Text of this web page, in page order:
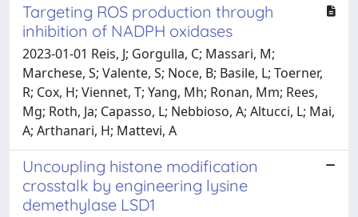
Targeting ROS production through
inhibition of NADPH oxidases
2023-01-01 Reis, J; Gorgulla, C; Massari, M;
Marchese, S; Valente, S; Noce, B; Basile, L; Toerner,
R; Cox, H; Viennet, T; Yang, Mh; Ronan, Mm; Rees,
Mg; Roth, Ja; Capasso, L; Nebbioso, A; Altucci, L; Mai,
A; Arthanari, H; Mattevi, A
Uncoupling histone modification
crosstalk by engineering lysine
demethylase LSD1